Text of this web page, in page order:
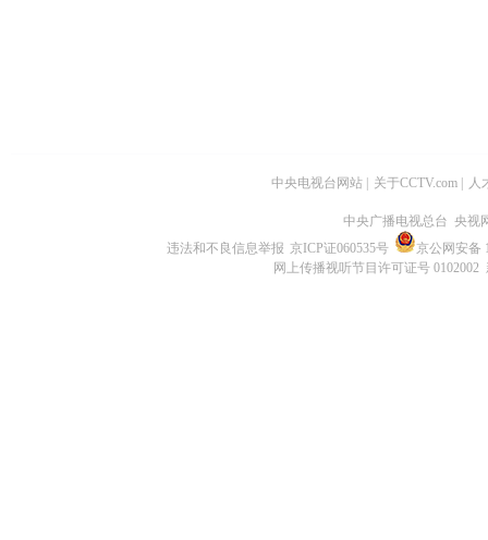
中央电视台网站 关于CCTV.com 人
中央广播电视总台 央视
违法和不良信息举报 京ICP证060535号
京公网安备
网上传播视听节目许可证号 0102002